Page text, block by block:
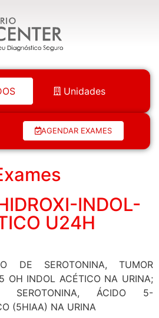
Unidades
AGENDAR EXAMES
INDOL-
U24H
DE SEROTONINA, TUMOR
OH INDOL ACÉTICO NA URINA;
SEROTONINA, ÁCIDO 5-
(5HIAA) NA URINA